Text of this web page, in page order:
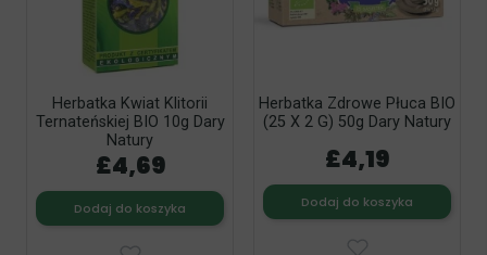
Herbatka Kwiat Klitorii
Ternateńskiej BIO 10g Dary
Natury
£4,69
Dodaj do koszyka
Herbatka Zdrowe Płuca BIO
(25 X 2 G) 50g Dary Natury
£4,19
Dodaj do koszyka